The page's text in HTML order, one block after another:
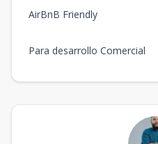
AirBnB Friendly
Para desarrollo Comercial